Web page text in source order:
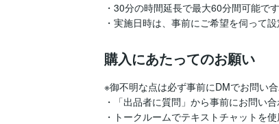
・30分の時間延長で最大60分間可能です
・実施日時は、事前にご希望を伺って設
購入にあたってのお願い
※御不明な点は必ず事前にDMでお問い合
・「出品者に質問」から事前にお問い
・トークルームでテキストチャットを使